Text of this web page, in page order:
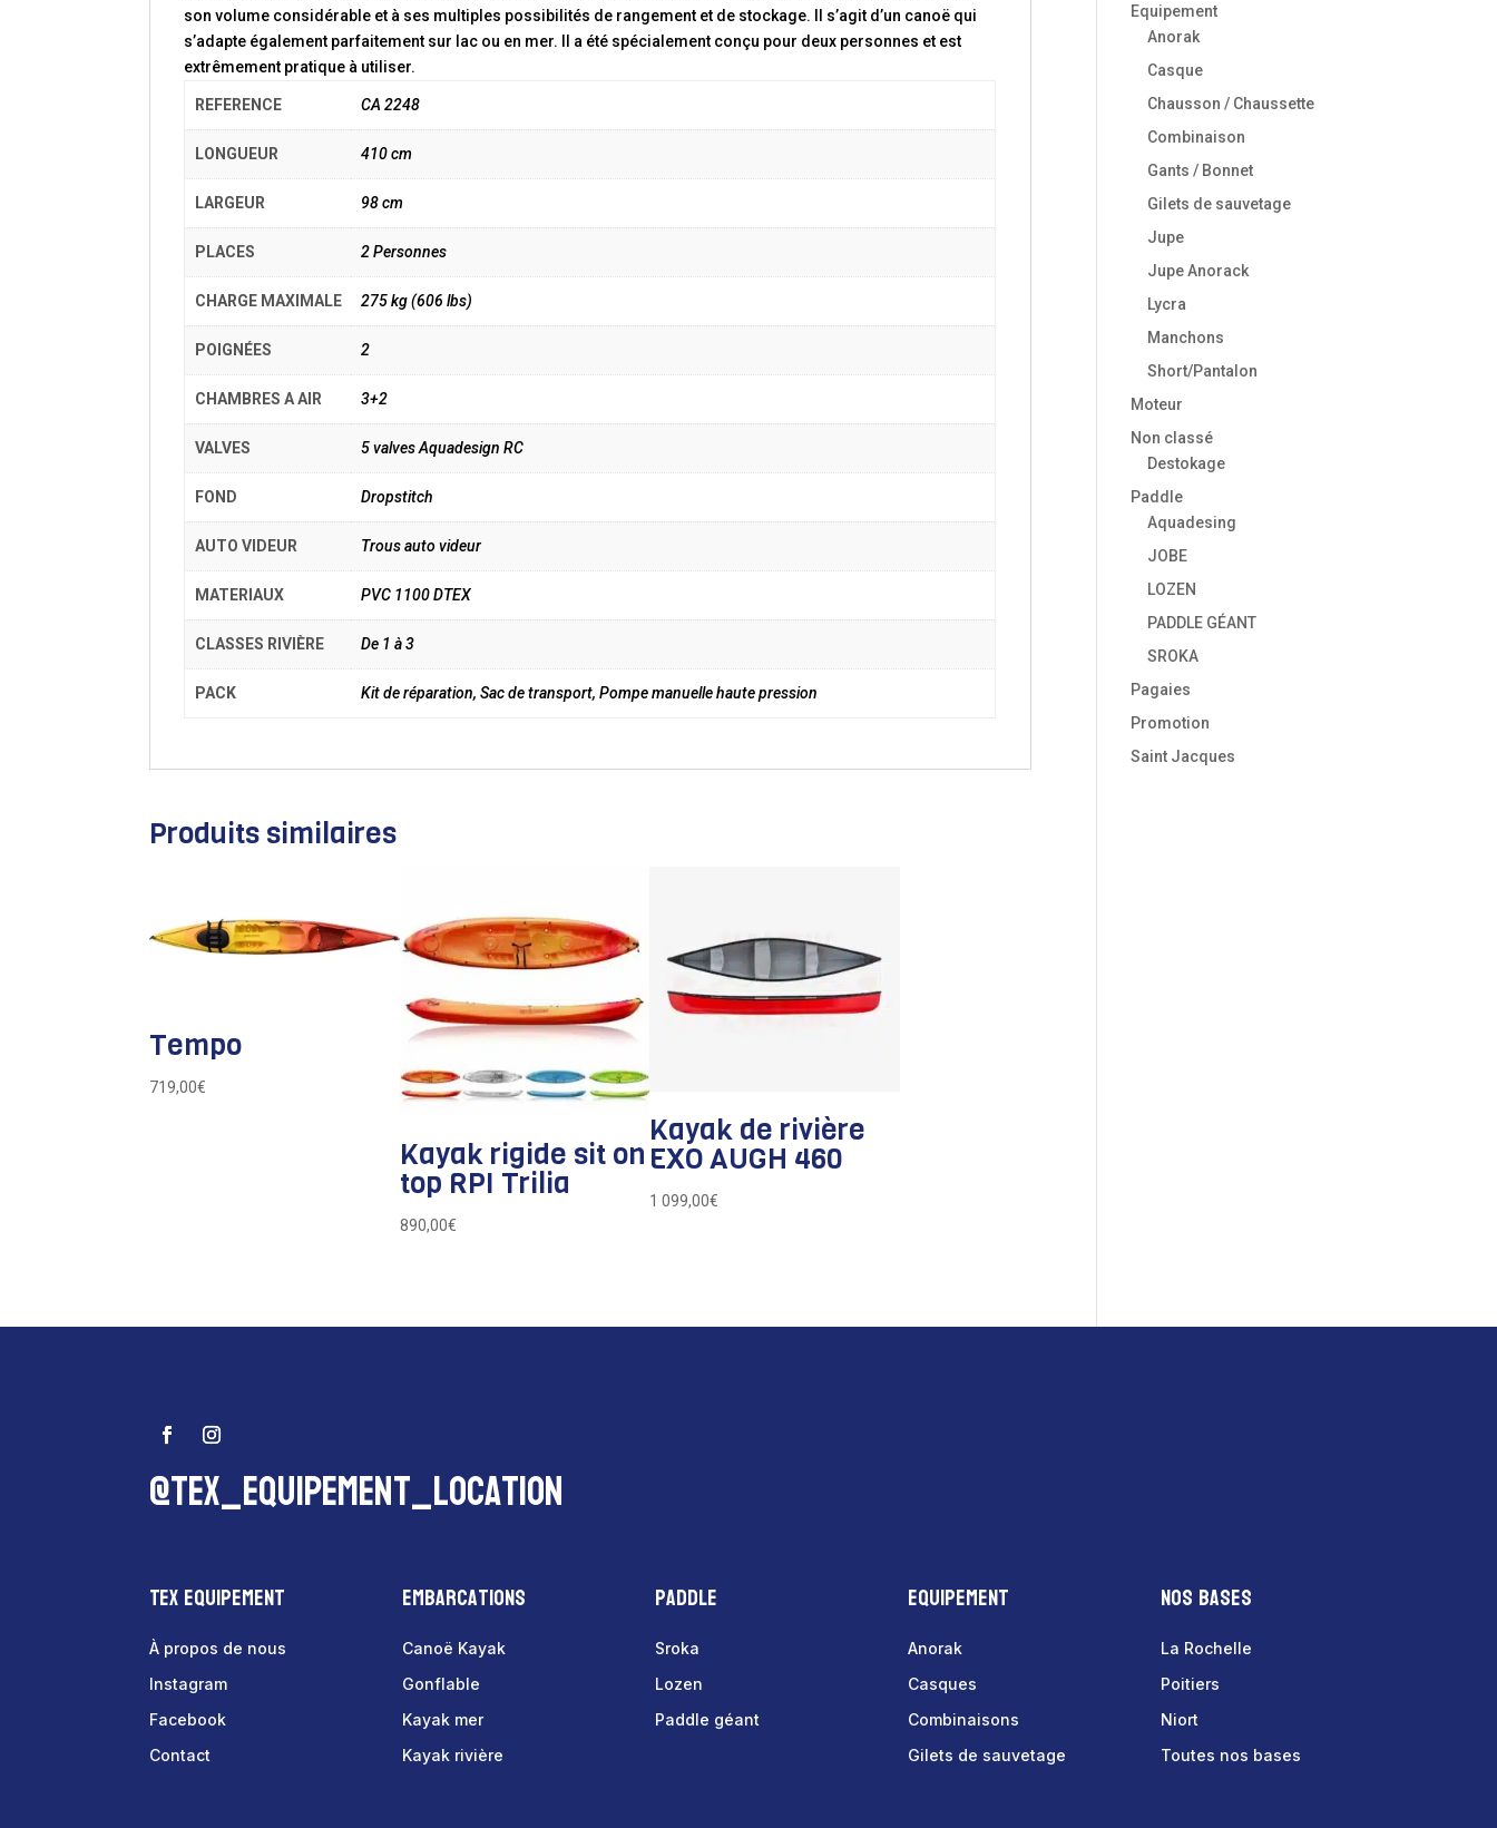
son volume considérable et à ses multiples possibilités de rangement et de stockage. Il s’agit d’un canoë qui
s’adapte également parfaitement sur lac ou en mer. Il a été spécialement conçu pour deux personnes et est
extrêmement pratique à utiliser.
REFERENCE CA 2248
LONGUEUR 410 cm
LARGEUR 98 cm
PLACES 2 Personnes
CHARGE MAXIMALE 275 kg (606 lbs)
POIGNÉES 2
CHAMBRES A AIR 3+2
VALVES 5 valves Aquadesign RC
FOND Dropstitch
AUTO VIDEUR Trous auto videur
MATERIAUX PVC 1100 DTEX
CLASSES RIVIÈRE De 1 à 3
PACK Kit de réparation, Sac de transport, Pompe manuelle haute pression
Produits similaires
Tempo
719,00€
Kayak rigide sit on
top RPI Trilia
890,00€
Kayak de rivière
EXO AUGH 460
1 099,00€
Equipement
Anorak
Casque
Chausson / Chaussette
Combinaison
Gants / Bonnet
Gilets de sauvetage
Jupe
Jupe Anorack
Lycra
Manchons
Short/Pantalon
Moteur
Non classé
Destokage
Paddle
Aquadesing
JOBE
LOZEN
PADDLE GÉANT
SROKA
Pagaies
Promotion
Saint Jacques
@tex_equipement_location
Tex Equipement
À propos de nous
Instagram
Facebook
Contact
Embarcations
Canoë Kayak
Gonflable
Kayak mer
Kayak rivière
Paddle
Sroka
Lozen
Paddle géant
Equipement
Anorak
Casques
Combinaisons
Gilets de sauvetage
Nos bases
La Rochelle
Poitiers
Niort
Toutes nos bases